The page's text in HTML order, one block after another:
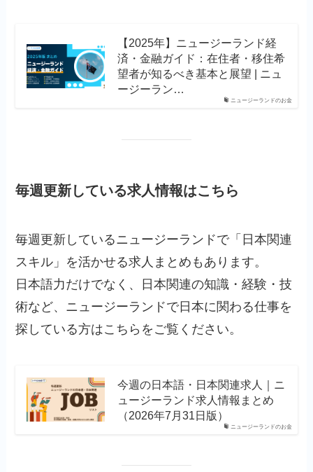
ニュージーランドのお金
【2025年】ニュージーランド経
済・金融ガイド：在住者・移住希
望者が知るべき基本と展望 | ニュ
ージーラン…
毎週更新している求人情報はこちら
毎週更新しているニュージーランドで「日本関連
スキル」を活かせる求人まとめもあります。
日本語力だけでなく、日本関連の知識・経験・技
術など、ニュージーランドで日本に関わる仕事を
探している方はこちらをご覧ください。
ニュージーランドのお金
今週の日本語・日本関連求人｜ニ
ュージーランド求人情報まとめ
（2026年7月31日版）